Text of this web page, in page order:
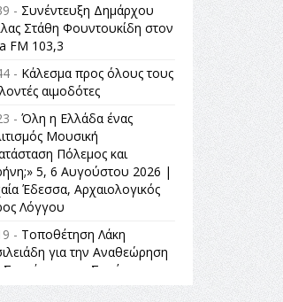
- Συνέντευξη Δημάρχου
Στάθη Φουντουκίδη στον
FM 103,3
- Κάλεσμα προς όλους τους
αιμοδότες
- Όλη η Ελλάδα ένας
Μουσική
Πόλεμος και
5, 6 Αυγούστου 2026 |
Έδεσσα, Αρχαιολογικός
Λόγγου
- Τοποθέτηση Λάκη
για την Αναθεώρηση
Συντάγματος: «Σε τέτοιες
θεσμικές διαδικασίες